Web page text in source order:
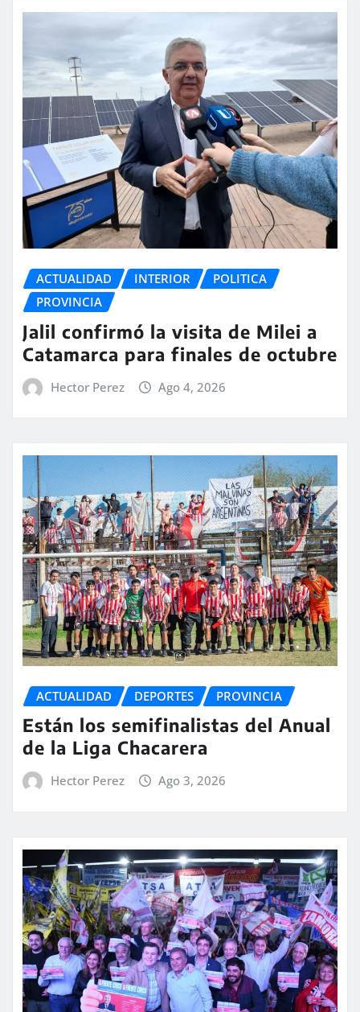
ACTUALIDAD INTERIOR
POLITICA
PROVINCIA
Jalil confirmó la visita de Milei a
Catamarca para finales de octubre
Hector Perez Ago 4, 2026
ACTUALIDAD DEPORTES PROVINCIA
Están los semifinalistas del Anual
de la Liga Chacarera
Hector Perez Ago 3, 2026